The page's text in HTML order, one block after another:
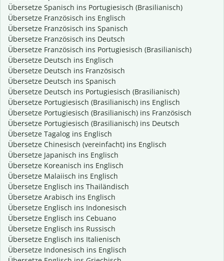
Übersetze Spanisch ins Portugiesisch (Brasilianisch)
Übersetze Französisch ins Englisch
Übersetze Französisch ins Spanisch
Übersetze Französisch ins Deutsch
Übersetze Französisch ins Portugiesisch (Brasilianisch)
Übersetze Deutsch ins Englisch
Übersetze Deutsch ins Französisch
Übersetze Deutsch ins Spanisch
Übersetze Deutsch ins Portugiesisch (Brasilianisch)
Übersetze Portugiesisch (Brasilianisch) ins Englisch
Übersetze Portugiesisch (Brasilianisch) ins Französisch
Übersetze Portugiesisch (Brasilianisch) ins Deutsch
Übersetze Tagalog ins Englisch
Übersetze Chinesisch (vereinfacht) ins Englisch
Übersetze Japanisch ins Englisch
Übersetze Koreanisch ins Englisch
Übersetze Malaiisch ins Englisch
Übersetze Englisch ins Thailändisch
Übersetze Arabisch ins Englisch
Übersetze Englisch ins Indonesisch
Übersetze Englisch ins Cebuano
Übersetze Englisch ins Russisch
Übersetze Englisch ins Italienisch
Übersetze Indonesisch ins Englisch